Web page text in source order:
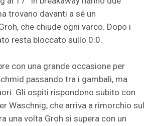
trovano davanti a sé un
che chiude ogni varco. Dopo i
resta bloccato sullo 0:0.
con una grande occasione per
passando tra i gambali, ma
Gli ospiti rispondono subito con
Waschnig, che arriva a rimorchio sul
una volta Groh si supera con un